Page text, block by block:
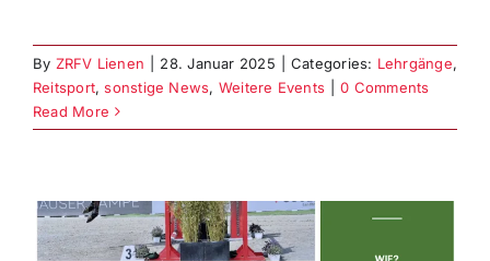
By ZRFV Lienen 28. Januar 2025 Categories: Lehrgänge,
Reitsport,sonstige News, Weitere Events
0 Comments
Read More